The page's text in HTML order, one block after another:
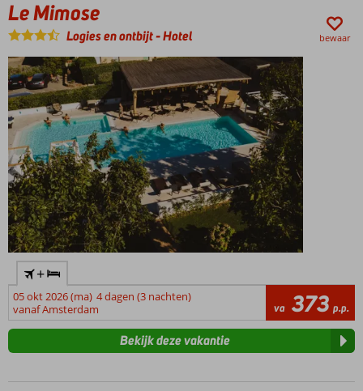
een aanrader
Uitstekende prijs-
kwaliteitverhouding
All
Inclusive
gemak
met
Italiaanse
flair
Le Mimose
Logies en ontbijt-Hotel bewaar
+
05 okt 2026 (ma) 4 dagen (3 nachten)
vanaf Amsterdam
va 373 p.p.
Bekijk deze vakantie